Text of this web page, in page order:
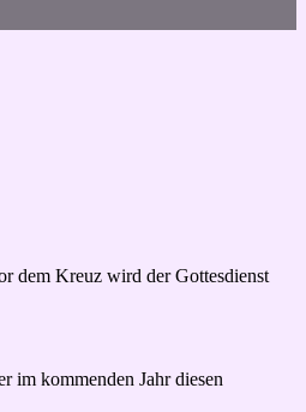
dem Kreuz wird der Gottesdienst
im kommenden Jahr diesen